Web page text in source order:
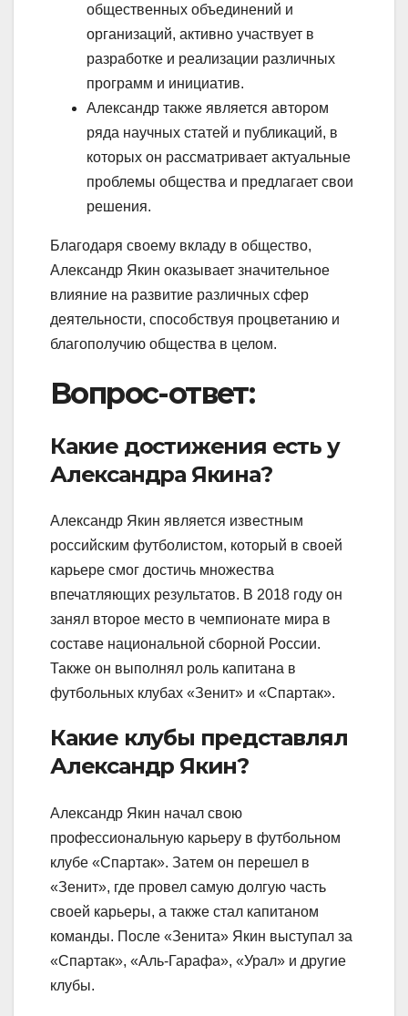
общественных объединений и
организаций, активно участвует в
разработке и реализации различных
программ и инициатив.
Александр также является автором
ряда научных статей и публикаций, в
которых он рассматривает актуальные
проблемы общества и предлагает свои
решения.
Благодаря своему вкладу в общество,
Александр Якин оказывает значительное
влияние на развитие различных сфер
деятельности, способствуя процветанию и
благополучию общества в целом.
Вопрос-ответ:
Какие достижения есть у
Александра Якина?
Александр Якин является известным
российским футболистом, который в своей
карьере смог достичь множества
впечатляющих результатов. В 2018 году он
занял второе место в чемпионате мира в
составе национальной сборной России.
Также он выполнял роль капитана в
футбольных клубах «Зенит» и «Спартак».
Какие клубы представлял
Александр Якин?
Александр Якин начал свою
профессиональную карьеру в футбольном
клубе «Спартак». Затем он перешел в
«Зенит», где провел самую долгую часть
своей карьеры, а также стал капитаном
команды. После «Зенита» Якин выступал за
«Спартак», «Аль-Гарафа», «Урал» и другие
клубы.